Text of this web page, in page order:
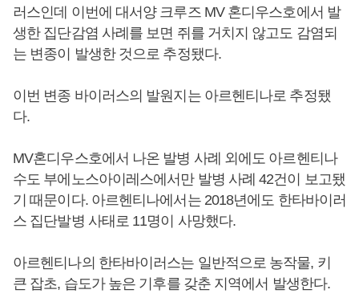
러스인데 이번에 대서양 크루즈 MV 혼디우스호에서 발
생한 집단감염 사례를 보면 쥐를 거치지 않고도 감염되
는 변종이 발생한 것으로 추정됐다.
이번 변종 바이러스의 발원지는 아르헨티나로 추정됐
다.
MV혼디우스호에서 나온 발병 사례 외에도 아르헨티나
수도 부에노스아이레스에서만 발병 사례 42건이 보고됐
기 때문이다. 아르헨티나에서는 2018년에도 한타바이러
스 집단발병 사태로 11명이 사망했다.
아르헨티나의 한타바이러스는 일반적으로 농작물, 키
큰 잡초, 습도가 높은 기후를 갖춘 지역에서 발생한다.